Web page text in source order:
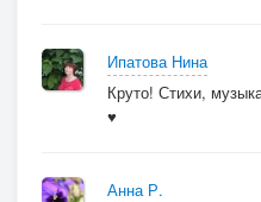
Ипатова Нина
Круто! Стихи,
♥
Анна Р.